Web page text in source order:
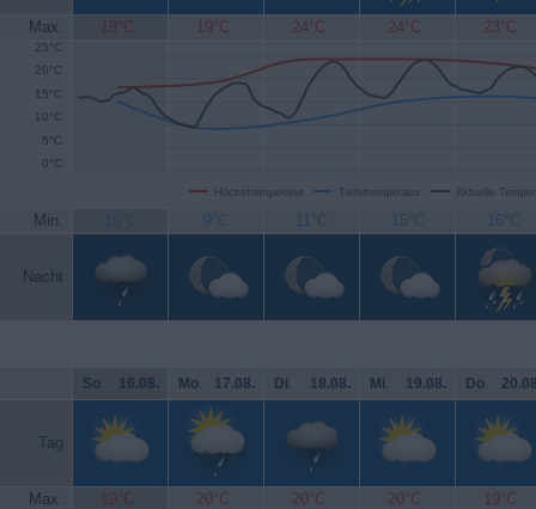
Max. 18°C 19°C 24°C 24°C 23°C
Höchsttemperatur Tiefsttemperatur Aktuelle
0°C
5°C
10°C
15°C
20°C
25°C
Min. 15°C 9°C 11°C 15°C 16°C
Nacht
So. 16.08. Mo. 17.08. Di. 18.08. Mi. 19.08. Do.
Tag
Max. 19°C 20°C 20°C 20°C 19°C